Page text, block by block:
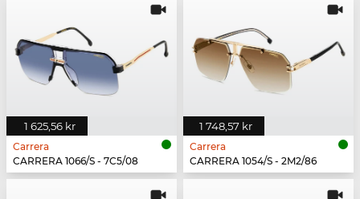
1 625,56 kr
Carrera
CARRERA 1066/S - 7C5/08
1 748,57 kr
Carrera
CARRERA 1054/S - 2M2/86